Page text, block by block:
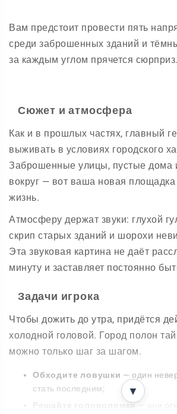
Вам предстоит провести пять
среди заброшенных зданий и
за каждым углом прячется сюрприз.
Сюжет и атмосфера
Как и в прошлых частях, главный
выживать в условиях городского
Заброшенные улицы, пустые дома
вокруг — вот ваша новая
жизнь.
Атмосферу держат звуки: глухой
скрип старых зданий и шорохи
Эта звуковая картина не даёт
минуту и заставляет постоянно
Задачи игрока
Чтобы дожить до утра, придётся
холодной головой. Город полон
можно только шаг за шагом.
Обходите ловушки — один
стать последним;
Решайте головоломки— они
▼